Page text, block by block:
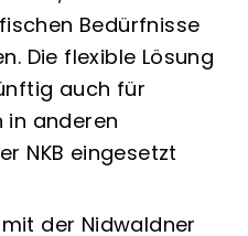
Bedürfnisse
Die flexible Lösung
auch für
in anderen
NKB eingesetzt
der Nidwaldner